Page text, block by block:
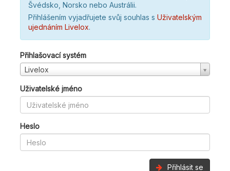
Švédsko, Norsko nebo Austrálii.
Přihlášením vyjadřujete svůj souhlas s Uživatelským
ujednáním Livelox.
Přihlašovací systém
Livelox
Uživatelské jméno
Heslo
Přihlásit se